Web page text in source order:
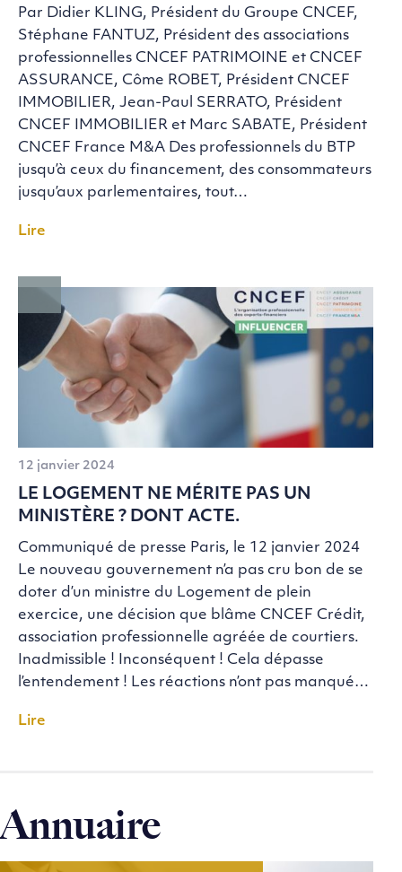
Par Didier KLING, Président du Groupe CNCEF,
Stéphane FANTUZ, Président des associations
professionnelles CNCEF PATRIMOINE et CNCEF
ASSURANCE, Côme ROBET, Président CNCEF
IMMOBILIER, Jean-Paul SERRATO, Président
CNCEF IMMOBILIER et Marc SABATE, Président
CNCEF France M&A Des professionnels du BTP
jusqu’à ceux du financement, des consommateurs
jusqu’aux parlementaires, tout…
Lire
12 janvier 2024
LE LOGEMENT NE MÉRITE PAS UN
MINISTÈRE ? DONT ACTE.
Communiqué de presse Paris, le 12 janvier 2024
Le nouveau gouvernement n’a pas cru bon de se
doter d’un ministre du Logement de plein
exercice, une décision que blâme CNCEF Crédit,
association professionnelle agréée de courtiers.
Inadmissible ! Inconséquent ! Cela dépasse
l’entendement ! Les réactions n’ont pas manqué…
Lire
Annuaire